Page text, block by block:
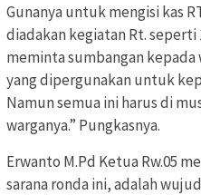
Gunanya untuk mengisi kas
diadakan kegiatan Rt.
meminta sumbangan
yang dipergunakan untuk
Namun semua ini harus di
warganya.” Pungkasnya.
Erwanto M.Pd Ketua Rw.05
sarana ronda ini, adalah